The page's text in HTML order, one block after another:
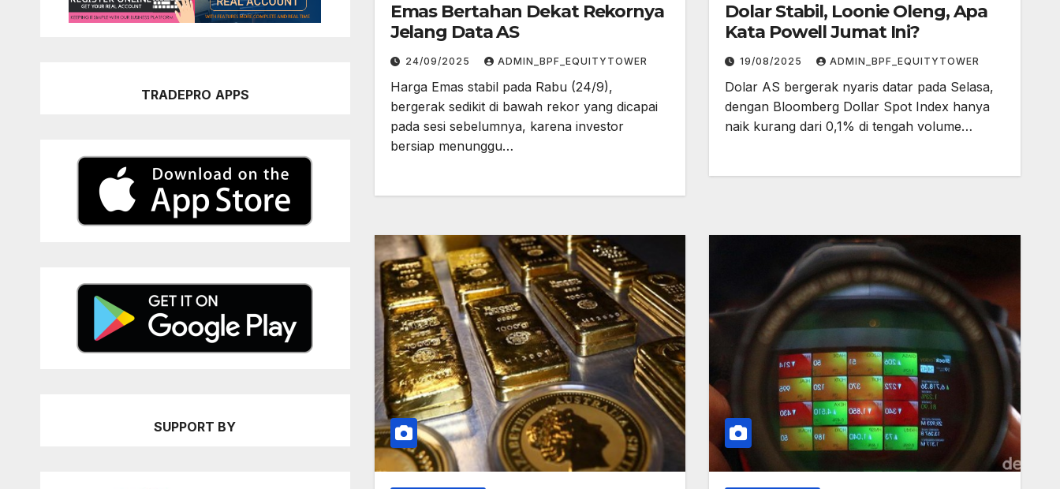
TRADEPRO APPS
SUPPORT BY
Emas Bertahan Dekat Rekornya
Jelang Data AS
24/09/2025 ADMIN_BPF_EQUITYTOWER
Harga Emas stabil pada Rabu (24/9),
bergerak sedikit di bawah rekor yang dicapai
pada sesi sebelumnya, karena investor
bersiap menunggu…
Dolar Stabil, Loonie Oleng, Apa
Kata Powell Jumat Ini?
19/08/2025 ADMIN_BPF_EQUITYTOWER
Dolar AS bergerak nyaris datar pada Selasa,
dengan Bloomberg Dollar Spot Index hanya
naik kurang dari 0,1% di tengah volume…